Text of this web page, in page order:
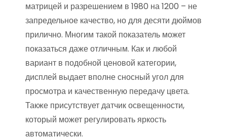
матрицей и разрешением в 1980 на 1200 – не
запредельное качество, но для десяти дюймов
прилично. Многим такой показатель может
показаться даже отличным. Как и любой
вариант в подобной ценовой категории,
дисплей выдает вполне сносный угол для
просмотра и качественную передачу цвета.
Также присутствует датчик освещенности,
который может регулировать яркость
автоматически.